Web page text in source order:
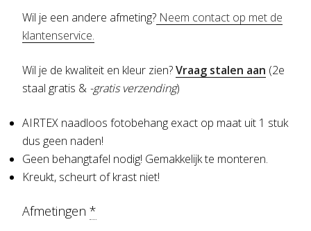
Wil je een andere afmeting? Neem contact op met de
klantenservice.
Wil je de kwaliteit en kleur zien?Vraag stalen aan (2e
staal gratis & -gratis verzending)
AIRTEX naadloos fotobehang exact op maat uit 1 stuk
dus geen naden!
Geen behangtafel nodig! Gemakkelijk te monteren.
Kreukt, scheurt of krast niet!
Afmetingen *